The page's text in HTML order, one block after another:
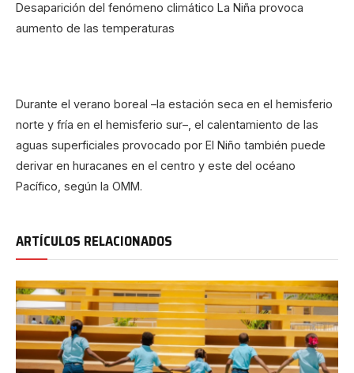
Desaparición del fenómeno climático La Niña provoca
aumento de las temperaturas
Durante el verano boreal –la estación seca en el hemisferio
norte y fría en el hemisferio sur–, el calentamiento de las
aguas superficiales provocado por El Niño también puede
derivar en huracanes en el centro y este del océano
Pacífico, según la OMM.
ARTÍCULOS RELACIONADOS